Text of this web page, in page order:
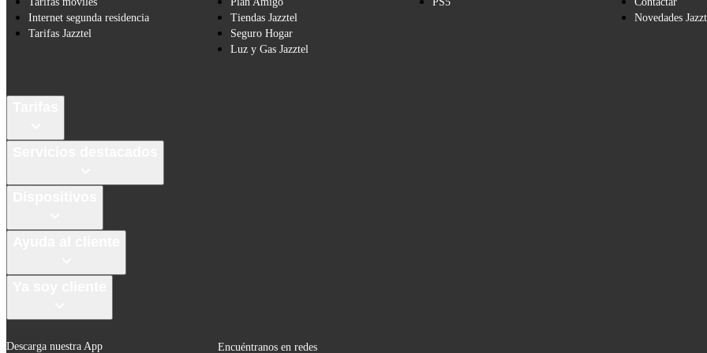
Internet segunda residencia
Tarifas Jazztel
Tiendas Jazztel
Seguro Hogar
Luz y Gas Jazztel
Novedades
Descarga nuestra App Encuéntranos en redes